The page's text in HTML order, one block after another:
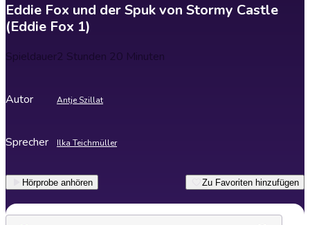
Eddie Fox und der Spuk von Stormy Castle
(Eddie Fox 1)
Spieldauer2 Stunden 20 Minuten
Autor Antje Szillat
Sprecher Ilka Teichmüller
Hörprobe anhören Zu Favoriten hinzufügen